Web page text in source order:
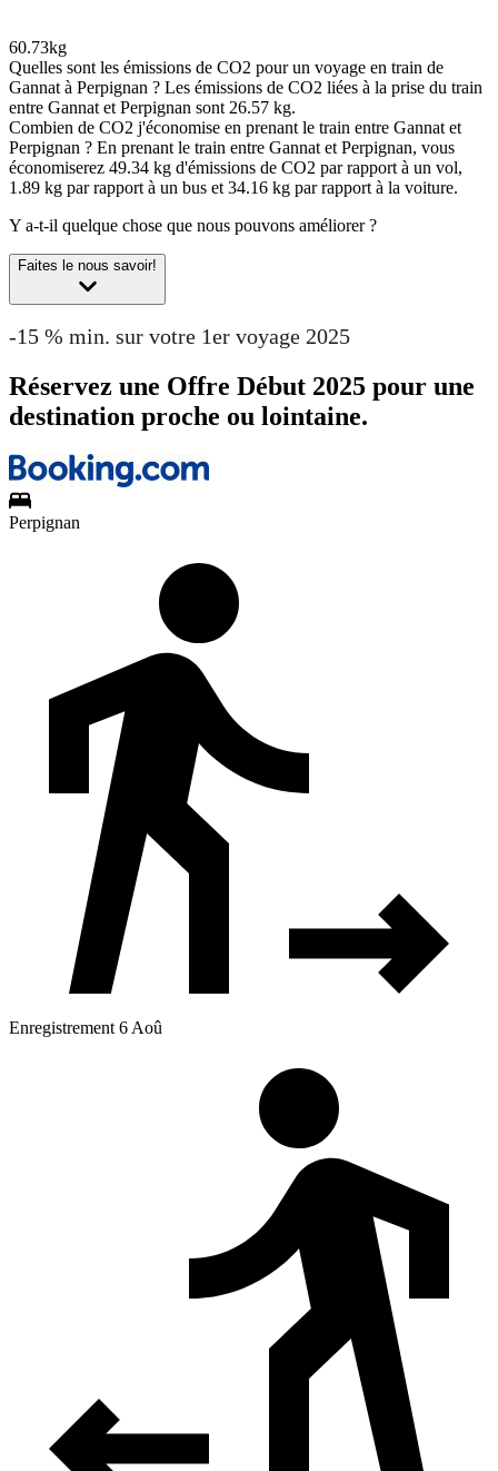
60.73kg
Quelles sont les émissions de CO2 pour un voyage en train de
Gannat à Perpignan ? Les émissions de CO2 liées à la prise du train
entre Gannat et Perpignan sont 26.57 kg.
Combien de CO2 j'économise en prenant le train entre Gannat et
Perpignan ? En prenant le train entre Gannat et Perpignan, vous
économiserez 49.34 kg d'émissions de CO2 par rapport à un vol,
1.89 kg par rapport à un bus et 34.16 kg par rapport à la voiture.
Y a-t-il quelque chose que nous pouvons améliorer ?
Faites le nous savoir!
-15 % min. sur votre 1er voyage 2025
Réservez une Offre Début 2025 pour une
destination proche ou lointaine.
Perpignan
Enregistrement 6 Aoû